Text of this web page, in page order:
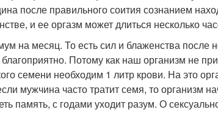
после правильного соития сознанием
и ее оргазм может длиться несколько
на месяц. То есть сил и блаженства после
благоприятно. Потому как наш организм не
семени необходим 1 литр крови. На это
мужчина часто тратит семя, то организм
память, с годами уходит разум. О